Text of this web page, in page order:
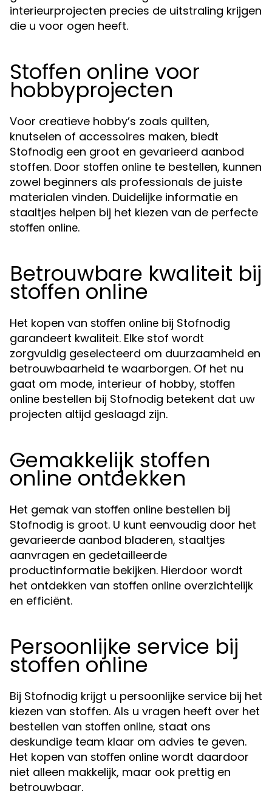
interieurprojecten precies de uitstraling krijgen
die u voor ogen heeft.
Stoffen online voor
hobbyprojecten
Voor creatieve hobby’s zoals quilten,
knutselen of accessoires maken, biedt
Stofnodig een groot en gevarieerd aanbod
stoffen. Door stoffen online te bestellen, kunnen
zowel beginners als professionals de juiste
materialen vinden. Duidelijke informatie en
staaltjes helpen bij het kiezen van de perfecte
stoffen online.
Betrouwbare kwaliteit bij
stoffen online
Het kopen van stoffen online bij Stofnodig
garandeert kwaliteit. Elke stof wordt
zorgvuldig geselecteerd om duurzaamheid en
betrouwbaarheid te waarborgen. Of het nu
gaat om mode, interieur of hobby, stoffen
online bestellen bij Stofnodig betekent dat uw
projecten altijd geslaagd zijn.
Gemakkelijk stoffen
online ontdekken
Het gemak van stoffen online bestellen bij
Stofnodig is groot. U kunt eenvoudig door het
gevarieerde aanbod bladeren, staaltjes
aanvragen en gedetailleerde
productinformatie bekijken. Hierdoor wordt
het ontdekken van stoffen online overzichtelijk
en efficiënt.
Persoonlijke service bij
stoffen online
Bij Stofnodig krijgt u persoonlijke service bij het
kiezen van stoffen. Als u vragen heeft over het
bestellen van stoffen online, staat ons
deskundige team klaar om advies te geven.
Het kopen van stoffen online wordt daardoor
niet alleen makkelijk, maar ook prettig en
betrouwbaar.